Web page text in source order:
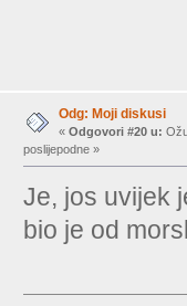
Odg: Moji diskusi
« Odgovori #20 u:
poslijepodne »
Je, jos uvijek
bio je od